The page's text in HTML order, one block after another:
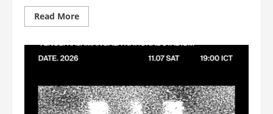
Albums
ใน
15
ทั่ว
Read MoreRead
more
มาท
‘ทิฟ
ฟานี
ยัง’
ปัก